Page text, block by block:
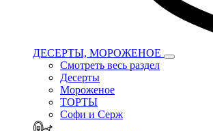
ДЕСЕРТЫ, МОРОЖЕНОЕ
Смотреть весь раздел
Десерты
Мороженое
ТОРТЫ
Софи и Серж